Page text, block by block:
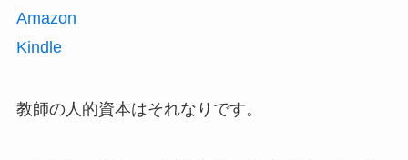
Amazon
Kindle
教師の人的資本はそれなりです。